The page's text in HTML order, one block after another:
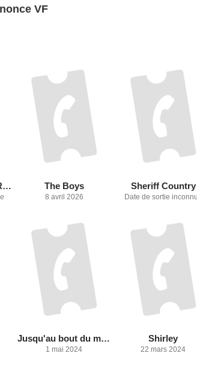
VF
Bluegrass / Blood Red The Boys
8 avril 2026
Sheriff Country
Date de sortie
Jusqu'au bout du monde
1 mai 2024
Shirley
22 mars 2024